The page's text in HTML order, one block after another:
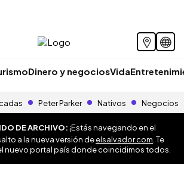
Dinero y negociosVida
Peter Parker Nativos Negocios
DE ARCHIVO:¡Estás navegando en el
a la nueva versión deelsalvador.com . Te
nuevo portal país donde coincidimos todos.